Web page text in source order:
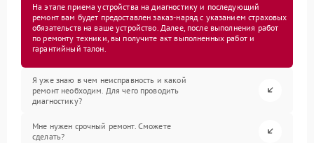
На этапе приема устройства на диагностику и последующий
ремонт вам будет предоставлен заказ-наряд с указанием страховых
обязательств на ваше устройство. Далее, после выполнения работ
по ремонту техники, вы получите акт выполненных работ и
гарантийный талон.
Я уже знаю в чем неисправность и какой
ремонт необходим. Для чего проводить
диагностику?
Мне нужен срочный ремонт. Сможете
сделать?